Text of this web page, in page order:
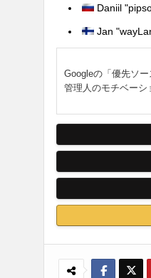
Daniil
Jan
Googleの「優先ソー
管理人のモチベーシ